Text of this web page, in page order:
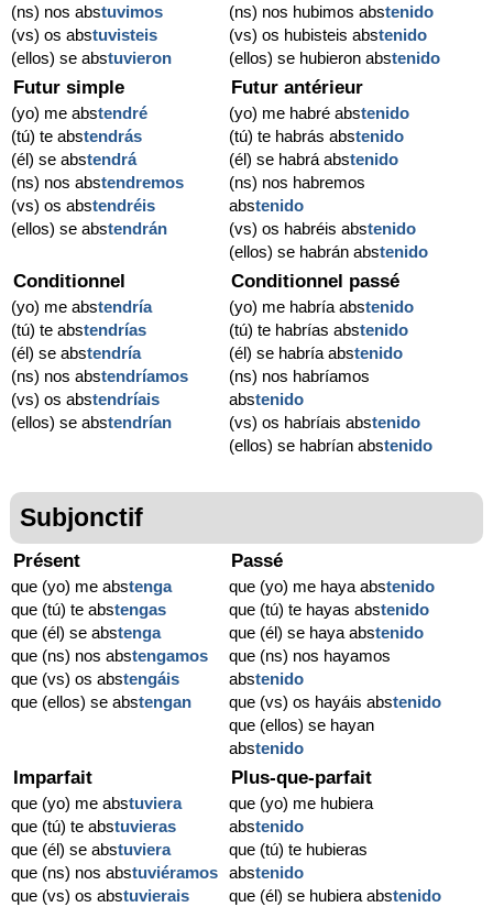
(ns) nos abstuvimos
(vs) os abstuvisteis
(ellos) se abstuvieron
(ns) nos hubimos abstenido
(vs) os hubisteis abstenido
(ellos) se hubieron abstenido
Futur simple
(yo) me abstendré
(tú) te abstendrás
(él) se abstendrá
(ns) nos abstendremos
(vs) os abstendréis
(ellos) se abstendrán
Futur antérieur
(yo) me habré abstenido
(tú) te habrás abstenido
(él) se habrá abstenido
(ns) nos habremos
abstenido
(vs) os habréis abstenido
(ellos) se habrán abstenido
Conditionnel
(yo) me abstendría
(tú) te abstendrías
(él) se abstendría
(ns) nos abstendríamos
(vs) os abstendríais
(ellos) se abstendrían
Conditionnel passé
(yo) me habría abstenido
(tú) te habrías abstenido
(él) se habría abstenido
(ns) nos habríamos
abstenido
(vs) os habríais abstenido
(ellos) se habrían abstenido
Subjonctif
Présent
que (yo) me abstenga
que (tú) te abstengas
que (él) se abstenga
que (ns) nos abstengamos
que (vs) os abstengáis
que (ellos) se abstengan
Passé
que (yo) me haya abstenido
que (tú) te hayas abstenido
que (él) se haya abstenido
que (ns) nos hayamos
abstenido
que (vs) os hayáis abstenido
que (ellos) se hayan
abstenido
Imparfait
que (yo) me abstuviera
que (tú) te abstuvieras
que (él) se abstuviera
que (ns) nos abstuviéramos
que (vs) os abstuvierais
Plus-que-parfait
que (yo) me hubiera
abstenido
que (tú) te hubieras
abstenido
que (él) se hubiera abstenido